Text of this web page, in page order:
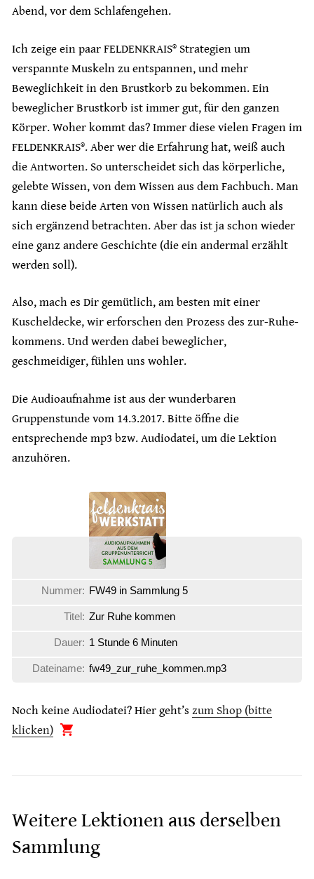
Abend, vor dem Schlafengehen.
Ich zeige ein paar FELDENKRAIS® Strategien um
verspannte Muskeln zu entspannen, und mehr
Beweglichkeit in den Brustkorb zu bekommen. Ein
beweglicher Brustkorb ist immer gut, für den ganzen
Körper. Woher kommt das? Immer diese vielen Fragen im
FELDENKRAIS®. Aber wer die Erfahrung hat, weiß auch
die Antworten. So unterscheidet sich das körperliche,
gelebte Wissen, von dem Wissen aus dem Fachbuch. Man
kann diese beide Arten von Wissen natürlich auch als
sich ergänzend betrachten. Aber das ist ja schon wieder
eine ganz andere Geschichte (die ein andermal erzählt
werden soll).
Also, mach es Dir gemütlich, am besten mit einer
Kuscheldecke, wir erforschen den Prozess des zur-Ruhe-
kommens. Und werden dabei beweglicher,
geschmeidiger, fühlen uns wohler.
Die Audioaufnahme ist aus der wunderbaren
Gruppenstunde vom 14.3.2017. Bitte öffne die
entsprechende mp3 bzw. Audiodatei, um die Lektion
anzuhören.
Nummer: FW49 in Sammlung 5
Titel: Zur Ruhe kommen
Dauer: 1 Stunde 6 Minuten
Dateiname: fw49_zur_ruhe_kommen.mp3
Noch keine Audiodatei? Hier geht’s zum Shop (bitte
klicken)
Weitere Lektionen aus derselben
Sammlung